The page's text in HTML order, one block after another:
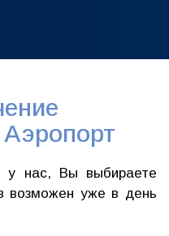
у нас, Вы выбираете
возможен уже в день